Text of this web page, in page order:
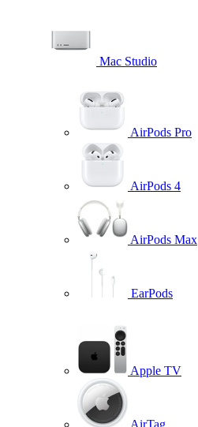
Mac Studio
AirPods Pro
AirPods 4
AirPods Max
EarPods
Apple TV